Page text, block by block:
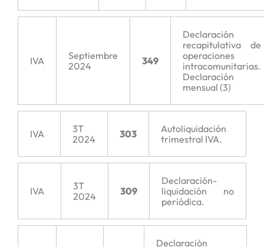
IVA
Septiembre
2024
349
Declaración
recapitulativa de
operaciones
intracomunitarias.
Declaración
mensual (3)
IVA
3T
2024
303
Autoliquidación
trimestral IVA.
IVA
3T
2024
309
Declaración-
liquidación no
periódica.
Declaración